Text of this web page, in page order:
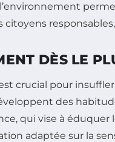
DÈS LE
crucial pour
des
qui vise à
adaptée sur la